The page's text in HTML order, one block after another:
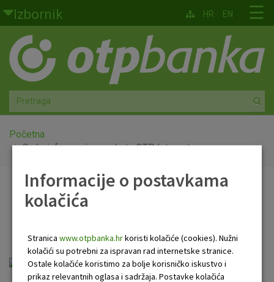
Skoči na glavni sadržaj
Izbornik
Građani
Privatno bankarstvo
Agro
Mala poduzeća i obrtnici
Globalna tržišta
O nama
☰
HR EN
Početna
Opće informacije o paketu OTP Internet
Opće informacije o
paket_internet.pdf
Informacije o postavkama
kolačića
Stranica www.otpbanka.hrkoristi kolačiće (cookies). Nužni
kolačići su potrebni za ispravan rad internetske stranice.
Ostale kolačiće koristimo za bolje korisničko iskustvo i
prikaz relevantnih oglasa i sadržaja. Postavke kolačića